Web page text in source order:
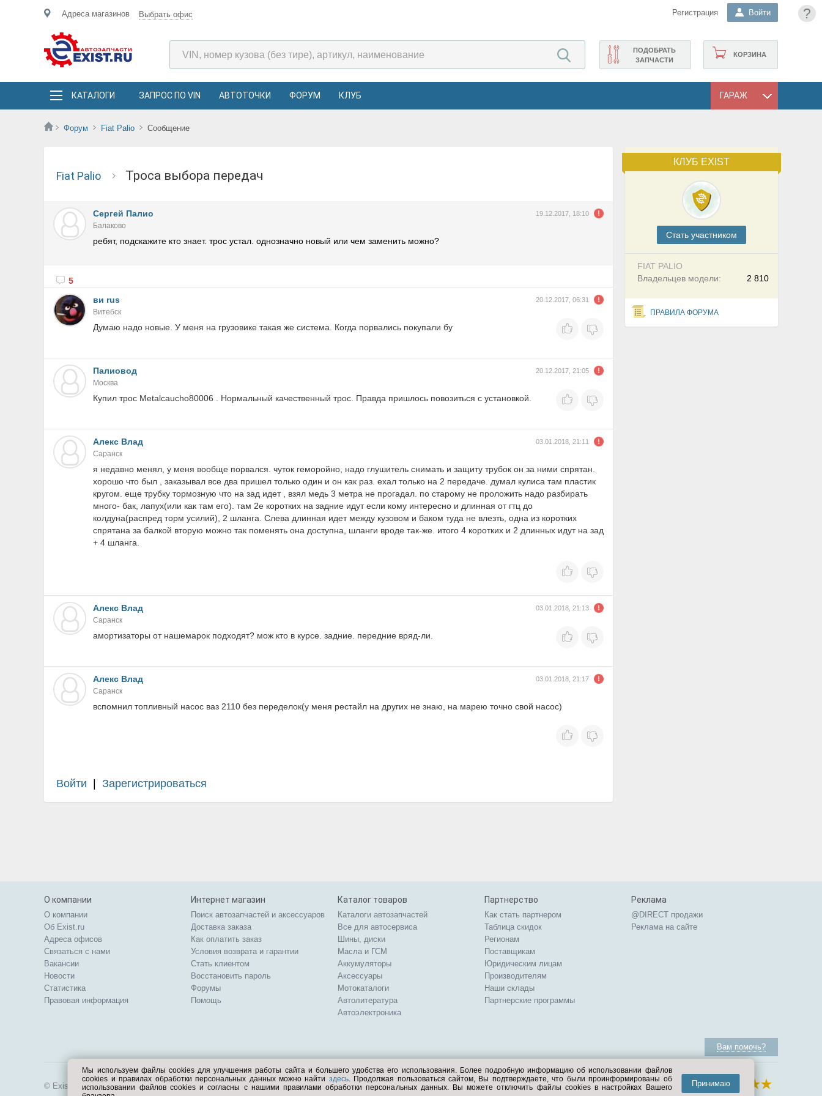
?
Адреса магазинов Выбрать офис Регистрация Войти
КОРЗИНА
ПОДОБРАТЬ
ЗАПЧАСТИ
КАТАЛОГИ ЗАПРОС ПО VIN АВТОТОЧКИ ФОРУМ КЛУБ ГАРАЖ
Форум Fiat Palio Сообщение
КЛУБ EXIST
Cтать участником
FIAT PALIO
2 810
Владельцев модели:
ПРАВИЛА ФОРУМА
Fiat Palio троса выбора передач
Сергей Палио 19.12.2017, 18:10
Балаково
ребят, подскажите кто знает. трос устал. однозначно новый или чем заменить можно?
5
ви rus
20.12.2017, 06:31
Витебск
Думаю надо новые. У меня на грузовике такая же система. Когда порвались покупали бу
Палиовод 20.12.2017, 21:05
Москва
Купил трос Metalcaucho80006 . Нормальный качественный трос. Правда пришлось повозиться с установкой.
Алекс Влад 03.01.2018, 21:11
Саранск
я недавно менял, у меня вообще порвался. чуток геморойно, надо глушитель снимать и защиту трубок он за ними спрятан.
хорошо что был , заказывал все два пришел только один и он как раз. ехал только на 2 передаче. думал кулиса там пластик
кругом. еще трубку тормозную что на зад идет , взял медь 3 метра не прогадал. по старому не проложить надо разбирать
много- бак, лапух(или как там его). там 2е коротких на задние идут если кому интересно и длинная от гтц до
колдуна(распред торм усилий), 2 шланга. Слева длинная идет между кузовом и баком туда не влезть, одна из коротких
спрятана за балкой вторую можно так поменять она доступна, шланги вроде так-же. итого 4 коротких и 2 длинных идут на зад
+ 4 шланга.
Алекс Влад 03.01.2018, 21:13
Саранск
амортизаторы от нашемарок подходят? мож кто в курсе. задние. передние вряд-ли.
Алекс Влад 03.01.2018, 21:17
Саранск
вспомнил топливный насос ваз 2110 без переделок(у меня рестайл на других не знаю, на марею точно свой насос)
Войти Зарегистрироваться
О компании
О компании
Об Exist.ru
Адреса офисов
Связаться с нами
Вакансии
Новости
Статистика
Правовая информация
Интернет магазин
Поиск автозапчастей и аксессуаров
Доставка заказа
Как оплатить заказ
Условия возврата и гарантии
Стать клиентом
Восстановить пароль
Форумы
Помощь
Каталог товаров
Каталоги автозапчастей
Все для автосервиса
Шины, диски
Масла и ГСМ
Аккумуляторы
Аксессуары
Мотокаталоги
Автолитература
Автоэлектроника
Партнерство
Как стать партнером
Таблица скидок
Регионам
Поставщикам
Юридическим лицам
Производителям
Наши склады
Партнерские программы
Реклама
@DIRECT продажи
Реклама на сайте
Вам помочь?
© Exist.ru 1998—2026
Мы используем файлы cookies для улучшения работы сайта и большего удобства его использования. Более подробную информацию об использовании файлов
cookies и правилах обработки персональных данных можно найти здесь. Продолжая пользоваться сайтом, Вы подтверждаете, что были проинформированы об
использовании файлов cookies и согласны с нашими правилами обработки персональных данных. Вы можете отключить файлы cookies в настройках Вашего
Принимаю